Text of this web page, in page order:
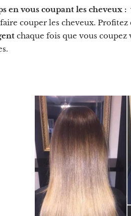
en vous coupant les cheveux :
couper les cheveux.
chaque fois que vous